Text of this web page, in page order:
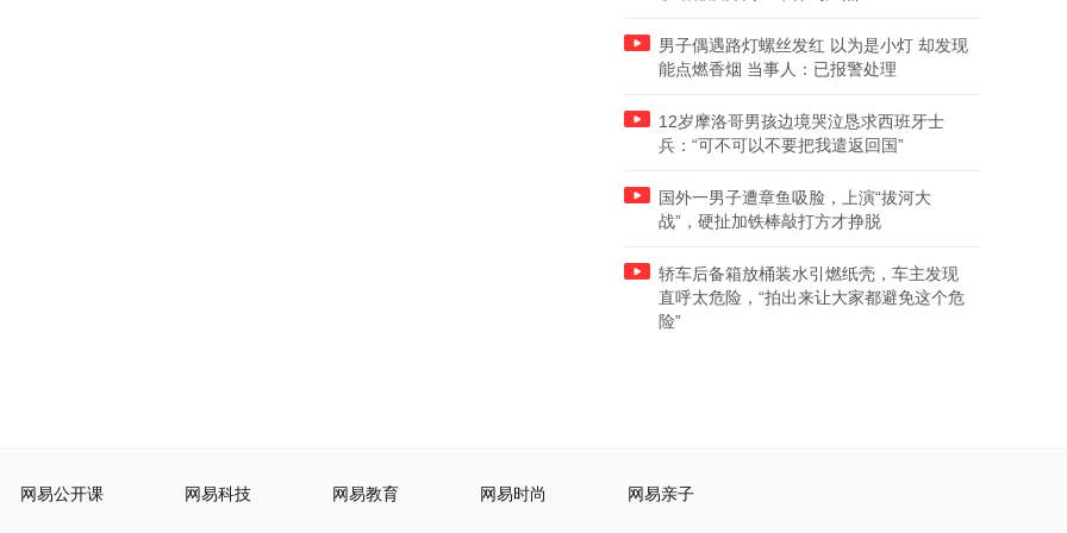
男子偶遇路灯螺丝发红 以为是小灯 却发现
能点燃香烟 当事人：已报警处理
12岁摩洛哥男孩边境哭泣恳求西班牙士
兵：“可不可以不要把我遣返回国”
国外一男子遭章鱼吸脸，上演“拔河大
战”，硬扯加铁棒敲打方才挣脱
轿车后备箱放桶装水引燃纸壳，车主发现
直呼太危险，“拍出来让大家都避免这个危
险”
网易公开课 网易科技 网易教育 网易时尚 网易亲子